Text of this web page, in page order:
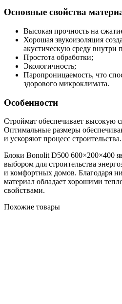
Основные свойства
Высокая прочность на
Хорошая звукоизоляция
акустическую среду внутри
Простота обработки;
Экологичность;
Паропроницаемость, что
здорового микроклимата.
Особенности
Строймат обеспечивает высокую
Оптимальные размеры
и ускоряют процесс строительства.
Блоки Bonolit D500 600×200×400
выбором для строительства
и комфортных домов. Благодаря
материал обладает хорошими
свойствами.
Похожие товары